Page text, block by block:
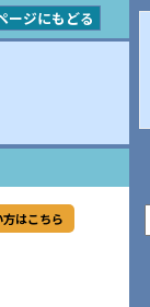
ージにもどる
はこちら